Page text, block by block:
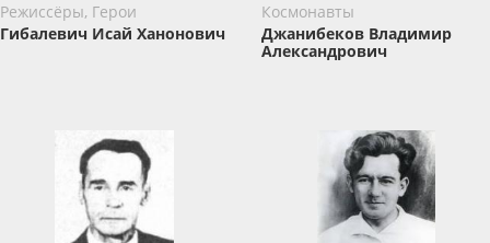
Режиссёры, Герои
Гибалевич Исай Ханонович
Космонавты
Джанибеков Владимир
Александрович